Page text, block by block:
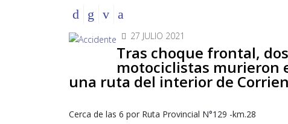
27 JULIO 2021
Tras choque frontal, dos
motociclistas murieron
una ruta del interior de
Cerca de las 6 por Ruta Provincial N°129 -km.28